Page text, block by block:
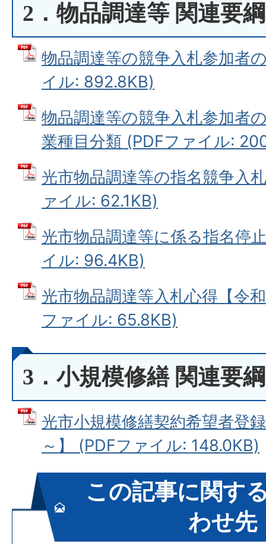
2．物品調達等 関連要綱
物品調達等の競争入札参加者
イル: 892.8KB)
物品調達等の競争入札参加者
業種目分類 (PDFファイル:
光市物品調達等の指名競争入
ァイル: 62.1KB)
光市物品調達等に係る指名停
イル: 96.4KB)
光市物品調達等入札心得【令
ファイル: 65.8KB)
3．小規模修繕 関連要綱
光市小規模修繕契約希望者登
～】 (PDFファイル: 148.0KB)
この記事に関す
わせ先